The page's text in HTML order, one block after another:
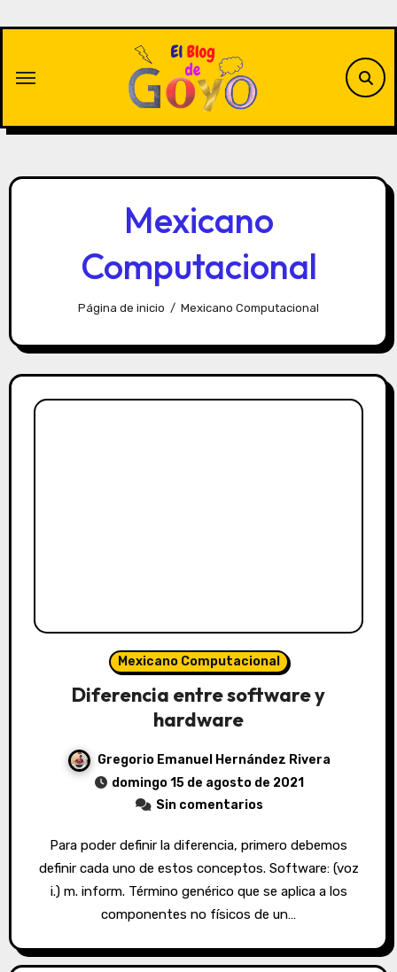
Mexicano
Computacional
Página de inicio Mexicano Computacional
Mexicano Computacional
Diferencia entre software y
hardware
Gregorio Emanuel Hernández Rivera
domingo 15 de agosto de 2021
Sin comentarios
Para poder definir la diferencia, primero debemos
definir cada uno de estos conceptos. Software: (voz
i.) m. inform. Término genérico que se aplica a los
componentes no físicos de un…